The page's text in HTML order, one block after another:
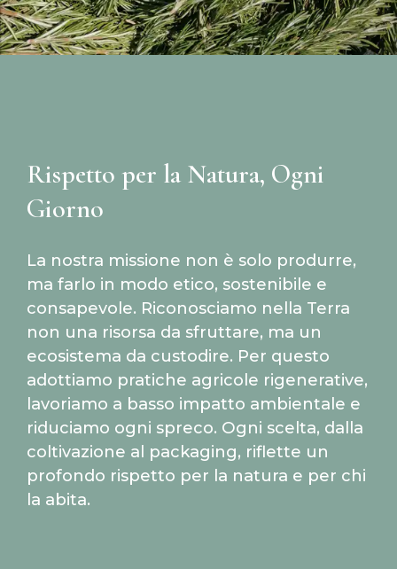
Rispetto per la Natura, Ogni
Giorno
La nostra missione non è solo produrre,
ma farlo in modo etico, sostenibile e
consapevole. Riconosciamo nella Terra
non una risorsa da sfruttare, ma un
ecosistema da custodire. Per questo
adottiamo pratiche agricole rigenerative,
lavoriamo a basso impatto ambientale e
riduciamo ogni spreco. Ogni scelta, dalla
coltivazione al packaging, riflette un
profondo rispetto per la natura e per chi
la abita.